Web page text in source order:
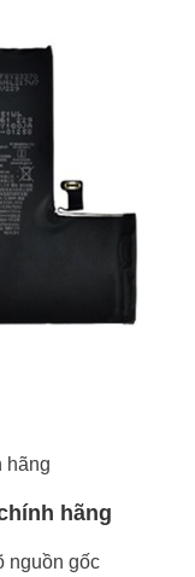
hãng
hãng
nguồn gốc